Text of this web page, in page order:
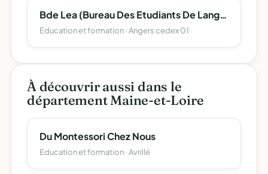
Bde Lea (Bureau Des Etudiants De Langues Etrangeres Appliquees) Angers
Education et formation · Angers cedex 01
À découvrir aussi dans le
département Maine-et-Loire
Du Montessori Chez Nous
Education et formation · Avrillé